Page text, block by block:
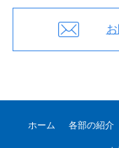
ホーム 各部の紹介